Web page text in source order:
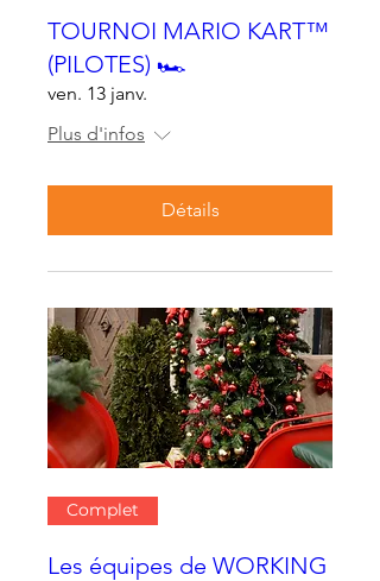
TOURNOI MARIO KART™
(PILOTES) 🏎
ven. 13 janv.
Plus d'infos
Détails
Complet
Les équipes de WORKING